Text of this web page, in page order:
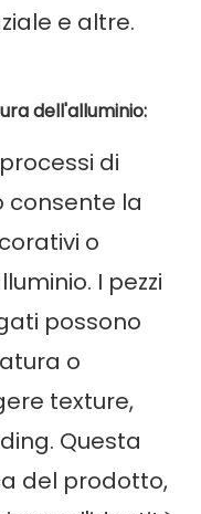
e altre.
dell'alluminio:
di
la
o
I pezzi
possono
o
texture,
Questa
del prodotto,